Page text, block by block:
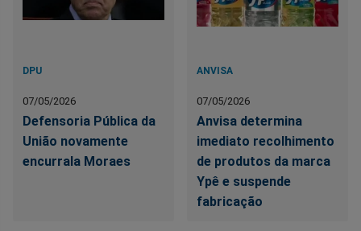
DPU
07/05/2026
Defensoria Pública da
União novamente
encurrala Moraes
ANVISA
07/05/2026
Anvisa determina
imediato recolhimento
de produtos da marca
Ypê e suspende
fabricação